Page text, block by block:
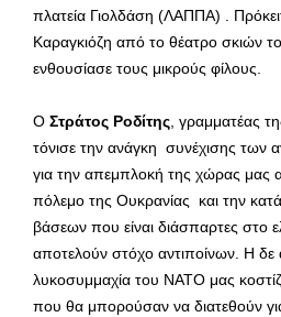
πλατεία Γιολδάση (ΛΑΠΠΑ) .
Καραγκιόζη από το θέατρο σκιών
ενθουσίασε τους μικρούς φίλους.
Ο Στράτος Ροδίτης, γραμματέας
τόνισε την ανάγκη συνέχισης των
για την απεμπλοκή της χώρας μας
πόλεμο της Ουκρανίας και την
βάσεων που είναι διάσπαρτες στο
αποτελούν στόχο αντιποίνων. Η
λυκοσυμμαχία του ΝΑΤΟ μας
που θα μπορούσαν να διατεθούν